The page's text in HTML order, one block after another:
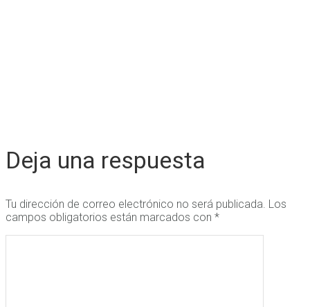
Deja una respuesta
Tu dirección de correo electrónico no será publicada. Los
campos obligatorios están marcados con *